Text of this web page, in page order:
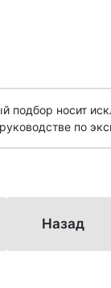
подбор носит
по
Назад